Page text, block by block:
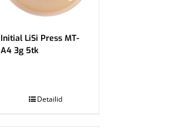
Initial LiSi Press MT-
A4 3g 5tk
Detailid